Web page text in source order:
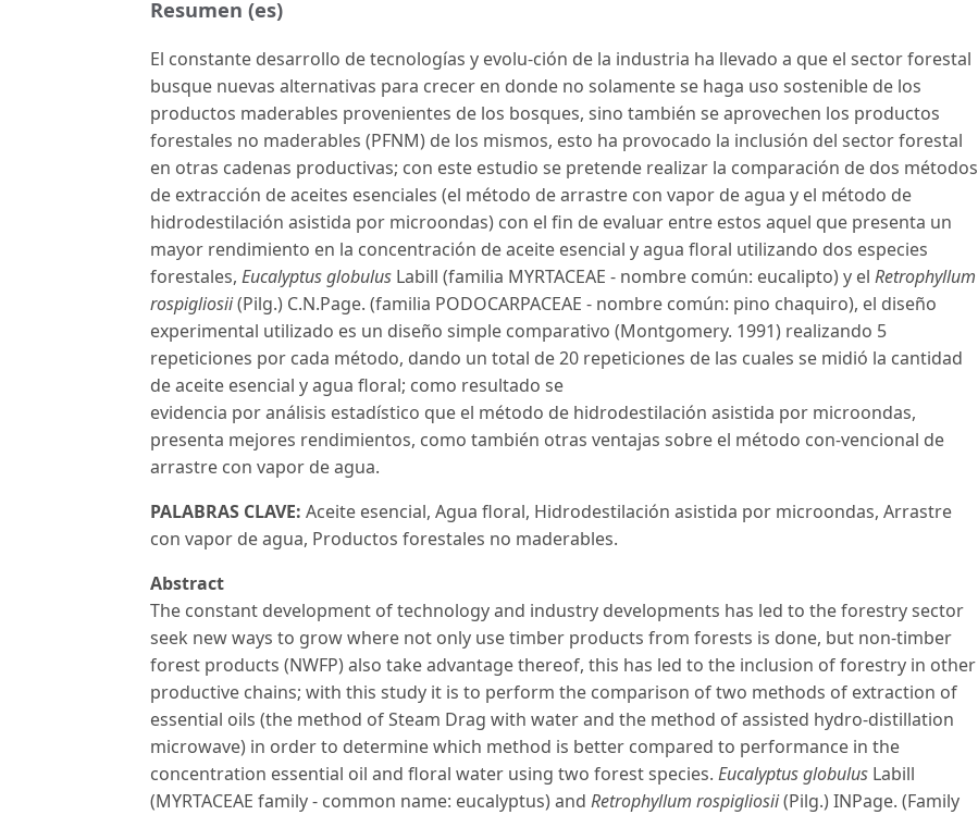
Resumen (es)
El constante desarrollo de tecnologías y evolu-ción de la industria ha llevado a que el sector forestal
busque nuevas alternativas para crecer en donde no solamente se haga uso sostenible de los
productos maderables provenientes de los bosques, sino también se aprovechen los productos
forestales no maderables (PFNM) de los mismos, esto ha provocado la inclusión del sector forestal
en otras cadenas productivas; con este estudio se pretende realizar la comparación de dos métodos
de extracción de aceites esenciales (el método de arrastre con vapor de agua y el método de
hidrodestilación asistida por microondas) con el fin de evaluar entre estos aquel que presenta un
mayor rendimiento en la concentración de aceite esencial y agua floral utilizando dos especies
forestales, Eucalyptus globulus Labill (familia MYRTACEAE - nombre común: eucalipto) y el Retrophyllum
rospigliosii(Pilg.) C.N.Page. (familia PODOCARPACEAE - nombre común: pino chaquiro), el diseño
experimental utilizado es un diseño simple comparativo (Montgomery. 1991) realizando 5
repeticiones por cada método, dando un total de 20 repeticiones de las cuales se midió la cantidad
de aceite esencial y agua floral; como resultado se
evidencia por análisis estadístico que el método de hidrodestilación asistida por microondas,
presenta mejores rendimientos, como también otras ventajas sobre el método con-vencional de
arrastre con vapor de agua.
PALABRAS CLAVE: Aceite esencial, Agua floral, Hidrodestilación asistida por microondas, Arrastre
con vapor de agua, Productos forestales no maderables.
Abstract
The constant development of technology and industry developments has led to the forestry sector
seek new ways to grow where not only use timber products from forests is done, but non-timber
forest products (NWFP) also take advantage thereof, this has led to the inclusion of forestry in other
productive chains; with this study it is to perform the comparison of two methods of extraction of
essential oils (the method of Steam Drag with water and the method of assisted hydro-distillation
microwave) in order to determine which method is better compared to performance in the
concentration essential oil and floral water using two forest species. Eucalyptus globulus Labill
(MYRTACEAE family - common name: eucalyptus) and Retrophyllum rospigliosii(Pilg.) INPage. (Family